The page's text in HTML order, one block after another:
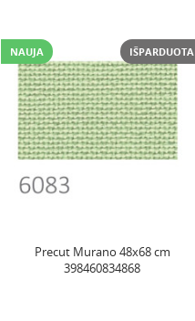
NAUJA IŠPARDUOTA
Precut Murano 48x68 cm
398460834868